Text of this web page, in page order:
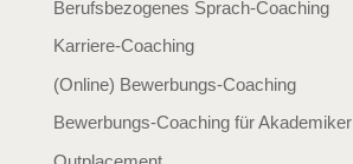
Berufsbezogenes Sprach-Coaching
Karriere-Coaching
(Online) Bewerbungs-Coaching
Bewerbungs-Coaching für Akademiker